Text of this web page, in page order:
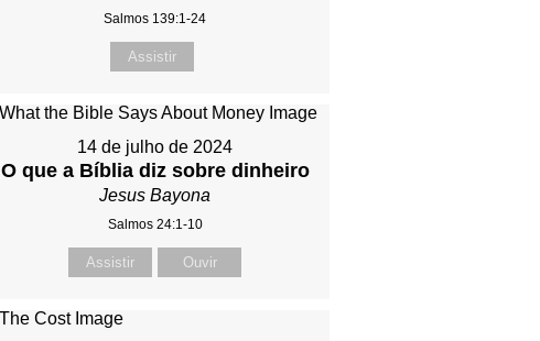
Salmos 139:1-24
Assistir
14 de julho de 2024
O que a Bíblia diz sobre dinheiro
Jesus Bayona
Salmos 24:1-10
Assistir Ouvir